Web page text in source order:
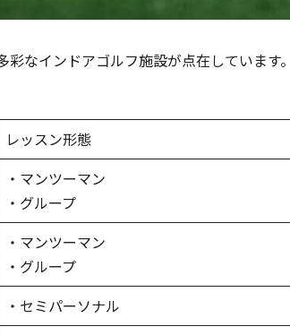
なインドアゴルフ施設が点在していま
レッスン形態
・マンツーマン
・グループ
・マンツーマン
・グループ
・セミパーソナル